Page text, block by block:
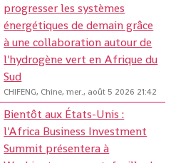
progresser les systèmes
énergétiques de demain grâce
à une collaboration autour de
l'hydrogène vert en Afrique du
Sud
CHIFENG, Chine, mer., août 5 2026 21:42
Bientôt aux États-Unis :
l'Africa Business Investment
Summit présentera à